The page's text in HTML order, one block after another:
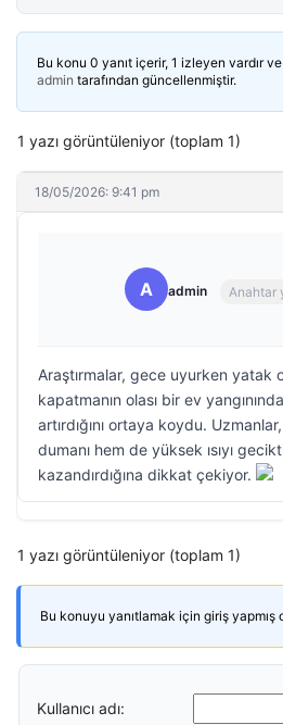
Bu konu 0 yanıt içerir, 1 izleyen vardır
admin tarafından güncellenmiştir.
1 yazı görüntüleniyor (toplam 1)
18/05/2026: 9:41 pm
A admin Anahtar
Araştırmalar, gece uyurken yatak
kapatmanın olası bir ev
artırdığını ortaya koydu.
dumanı hem de yüksek ısıyı
kazandırdığına dikkat çekiyor.
1 yazı görüntüleniyor (toplam 1)
Bu konuyu yanıtlamak için giriş yapmış
Kullanıcı adı: